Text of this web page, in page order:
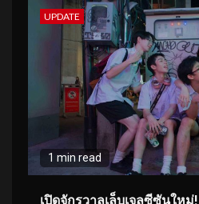
UPDATE
1 min read
เปิดจักรวาลเล็บเจลซีซันใหม่!